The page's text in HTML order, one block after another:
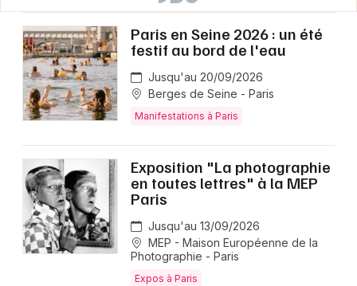
Paris en Seine 2026 : un été
festif au bord de l'eau
Jusqu'au 20/09/2026
Berges de Seine - Paris
Manifestations à Paris
Exposition "La photographie
en toutes lettres" à la MEP
Paris
Jusqu'au 13/09/2026
MEP - Maison Européenne de la
Photographie - Paris
Expos à Paris